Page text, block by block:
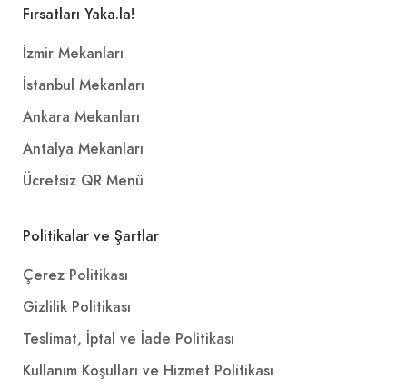
Fırsatları Yaka.la!
İzmir Mekanları
İstanbul Mekanları
Ankara Mekanları
Antalya Mekanları
Ücretsiz QR Menü
Politikalar ve Şartlar
Çerez Politikası
Gizlilik Politikası
Teslimat, İptal ve İade Politikası
Kullanım Koşulları ve Hizmet Politikası